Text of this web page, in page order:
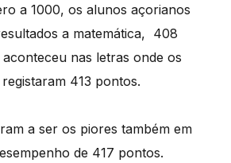
a 1000, os alunos açorianos
a matemática, 408
nas letras onde os
413 pontos.
a ser os piores também em
de 417 pontos.